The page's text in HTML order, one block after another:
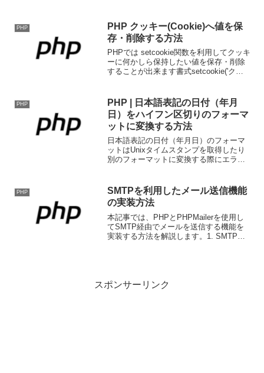
日を指定できるように。掲載ステータス
の設定：お知らせが「下書き...
PHP
PHP クッキー(Cookie)へ値を保
存・削除する方法
PHPでは setcookie関数を利用してクッキ
ーに何かしら保持したい値を保存・削除
することが出来ます書式setcookie('クッ
PHP
PHP | 日本語表記の日付（年月
日）をハイフン区切りのフォーマ
ットに変換する方法
日本語表記の日付（年月日）のフォーマ
ットはUnixタイムスタンプを取得したり
別のフォーマットに変換する際にエラー
表記の日付をハイフン区切りに変換する//
日本語表記の日...
PHP
SMTPを利用したメール送信機能
の実装方法
本記事では、PHPとPHPMailerを使用し
てSMTP経由でメールを送信する機能を
実装する方法を解説します。1. SMTPメ
スポンサーリンク